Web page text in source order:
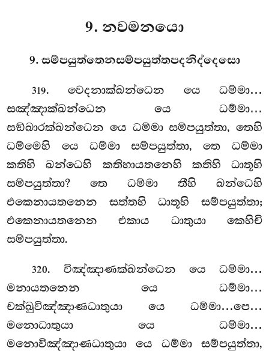
9. නවමනයො
9. සම්පයුත්තෙනසම්පයුත්තපදනිද්දෙසො
319. වෙදනාක්ඛන්ධෙන යෙ ධම්මා…
සඤ්ඤාක්ඛන්ධෙන යෙ ධම්මා…
සඞ්ඛාරක්ඛන්ධෙන යෙ ධම්මා සම්පයුත්තා, තෙහි
ධම්මෙහි යෙ ධම්මා සම්පයුත්තා, තෙ ධම්මා
කතිහි ඛන්ධෙහි කතිහායතනෙහි කතිහි ධාතූහි
සම්පයුත්තා? තෙ ධම්මා තීහි ඛන්ධෙහි
එකෙනායතනෙන සත්තහි ධාතූහි සම්පයුත්තා;
එකෙනායතනෙන එකාය ධාතුයා කෙහිචි
සම්පයුත්තා.
320. විඤ්ඤාණක්ඛන්ධෙන යෙ ධම්මා…
මනායතනෙන යෙ ධම්මා…
චක්ඛුවිඤ්ඤාණධාතුයා යෙ ධම්මා…පෙ…
මනොධාතුයා යෙ ධම්මා…
මනොවිඤ්ඤාණධාතුයායෙ ධම්මා සම්පයුත්තා,